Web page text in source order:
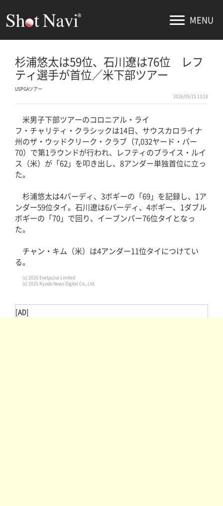
MENU
杉浦悠太は59位、石川遼は76位 レフ
ティ選手が首位／米下部ツアー
USPGAツアー
2026/05/15 13:18
米男子下部ツアーのコロニアル・ライ
フ・チャリティ・クラシックは14日、サウスカロライナ
州のザ・ウッドクリーク・クラブ（7,032ヤード・パー
70）で第1ラウンドが行われ、レフティのブライス・ルイ
ス（米）が「62」を叩き出し、8アンダー単独首位に立っ
た。
杉浦悠太は4バーディ、3ボギーの「69」を記録し、1ア
ンダー59位タイ。石川遼は6バーディ、4ボギー、1ダブル
ボギーの「70」で回り、イーブンパー76位タイとなっ
た。
チャン・キム（米）は4アンダー11位タイにつけてい
る。
(c) 2026 Enetpulse Limited
(c) 2026 Kyodo News Digital Co., Ltd.
[AD]